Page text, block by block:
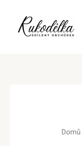
obsah
Domů